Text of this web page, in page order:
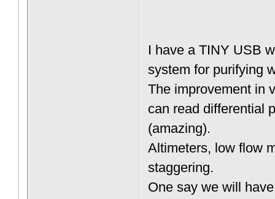
I have a TINY USB
system for purifying
The improvement in
can read differential
(amazing).
Altimeters, low flow
staggering.
One say we will